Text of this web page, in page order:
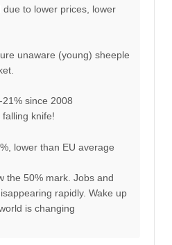
due to lower prices, lower
unaware (young) sheeple
since 2008
knife!
lower than EU average
the 50% mark. Jobs and
rapidly. Wake up
is changing